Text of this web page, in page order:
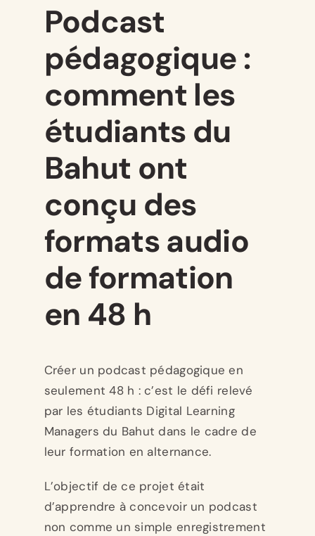
Podcast
pédagogique :
comment les
étudiants du
Bahut ont
conçu des
formats audio
de formation
en 48 h
Créer un podcast pédagogique en
seulement 48 h : c’est le défi relevé
par les étudiants Digital Learning
Managers du Bahut dans le cadre de
leur formation en alternance.
L’objectif de ce projet était
d’apprendre à concevoir un podcast
non comme un simple enregistrement